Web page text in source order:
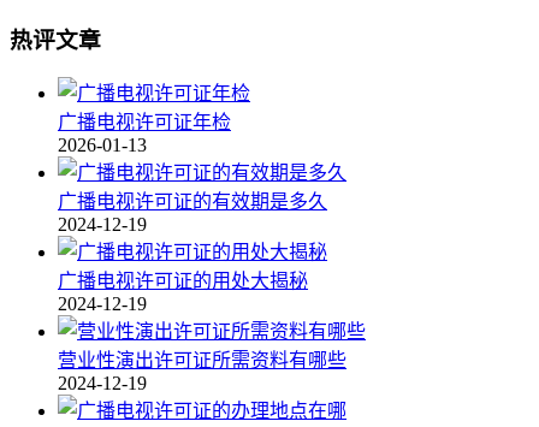
热评文章
广播电视许可证年检
2026-01-13
广播电视许可证的有效期是多久
2024-12-19
广播电视许可证的用处大揭秘
2024-12-19
营业性演出许可证所需资料有哪些
2024-12-19